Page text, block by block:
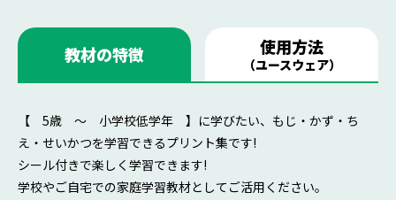
教材の特徴 使用方法
（ユースウェア）
【 5歳 ～ 小学校低学年 】に学びたい、もじ・かず・ち
え・せいかつを学習できるプリント集です!
シール付きで楽しく学習できます!
学校やご自宅での家庭学習教材としてご活用ください。